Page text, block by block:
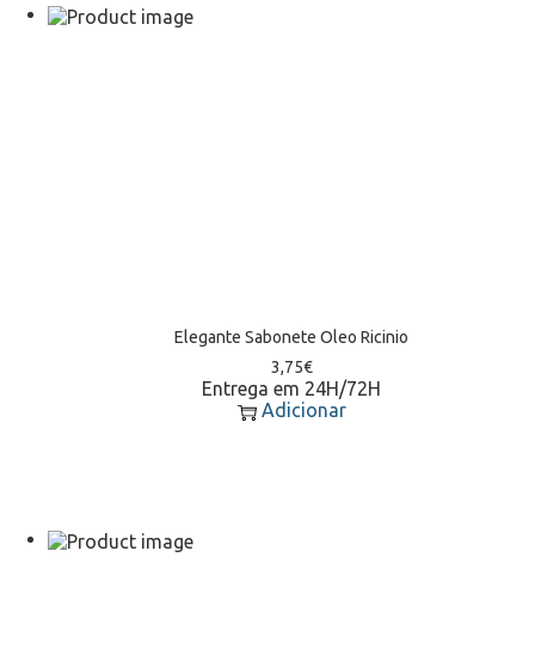
Elegante Sabonete Oleo Ricinio
3,75€
Entrega em 24H/72H
Adicionar